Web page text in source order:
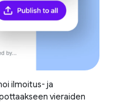
ilmoitus- ja
vieraiden